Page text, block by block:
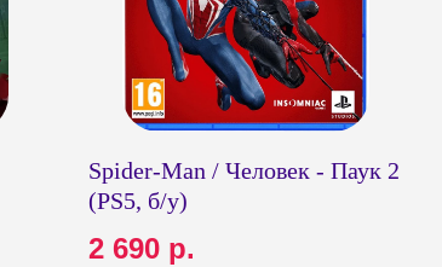
Spider-Man / Человек - Паук 2
(PS5, б/у)
2 690 р.